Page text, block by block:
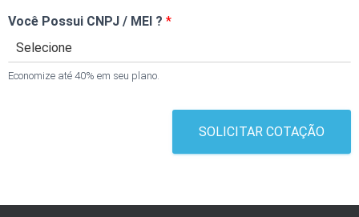
Você Possui CNPJ / MEI ? *
Economize até 40% em seu plano.
SOLICITAR COTAÇÃO